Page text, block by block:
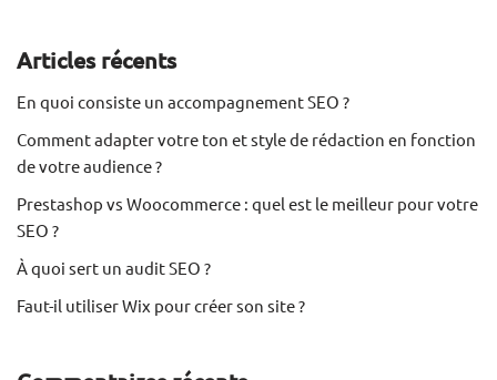
Articles récents
En quoi consiste un accompagnement SEO ?
Comment adapter votre ton et style de rédaction en fonction
de votre audience ?
Prestashop vs Woocommerce : quel est le meilleur pour votre
SEO ?
À quoi sert un audit SEO ?
Faut-il utiliser Wix pour créer son site ?